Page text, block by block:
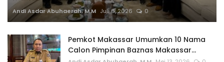
Andi Asdar Abuhaerah, M.M Juli 6, 2026 0
Pemkot Makassar Umumkan 10 Nama
Calon Pimpinan Baznas Makassar...